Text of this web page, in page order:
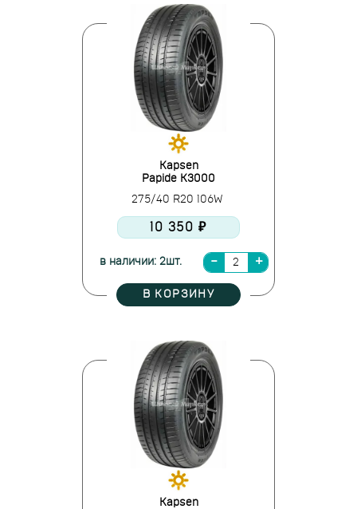
Kapsen
Papide K3000
275/40 R20 106W
10 350 ₽
в наличии: 2шт.
В КОРЗИНУ
Kapsen